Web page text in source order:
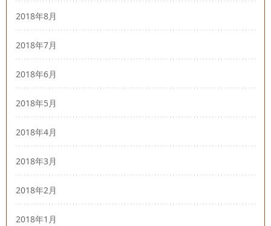
2018年8月
2018年7月
2018年6月
2018年5月
2018年4月
2018年3月
2018年2月
2018年1月